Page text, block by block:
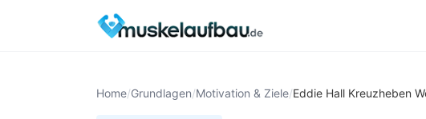
Home/Grundlagen/Motivation & Ziele/Eddie Hall Kreuzheben